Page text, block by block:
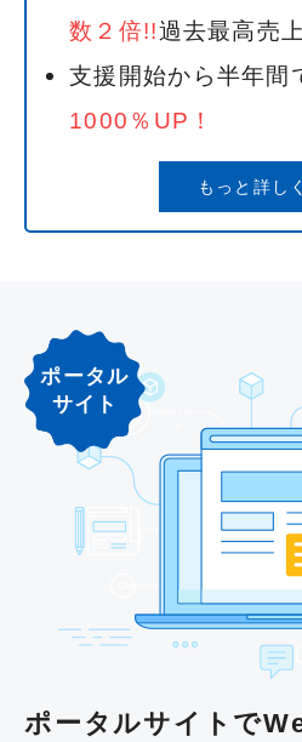
数２倍!!過去最高売
支援開始から半年間
1000％UP！
もっと詳し
ポータル
サイト
ポータルサイトで